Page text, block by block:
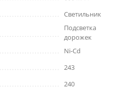
Светильник
Подсветка
дорожек
Ni-Cd
243
240